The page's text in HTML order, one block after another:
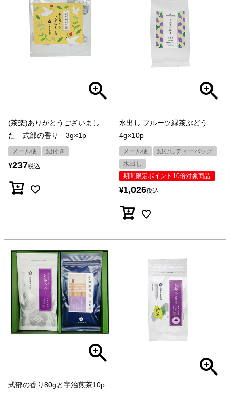
(茶楽)ありがとうございまし
た 式部の香り 3g×1p
メール便 紐付き
¥237税込
水出し フルーツ緑茶ぶどう
4g×10p
メール便
紐なしティーバッグ
水出し
期間限定ポイント10倍対象商品
¥1,026税込
式部の香り80gと宇治煎茶10p